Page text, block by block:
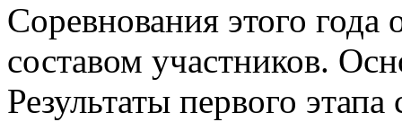
Соревнования этого года
составом участников.
Результаты первого